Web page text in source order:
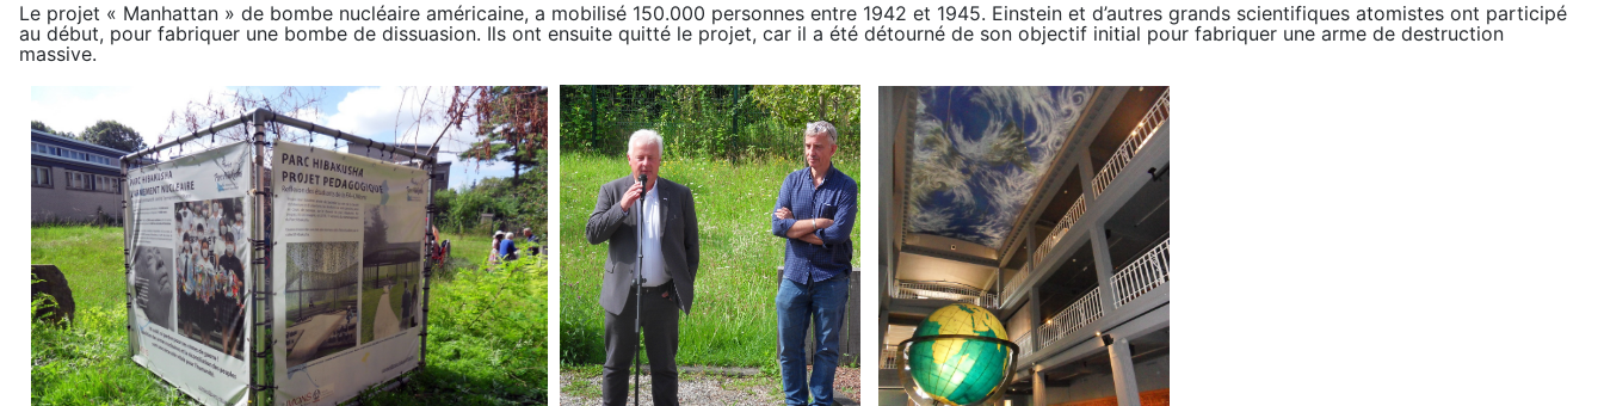
Le projet « Manhattan » de bombe nucléaire américaine, a mobilisé 150.000 personnes entre 1942 et 1945. Einstein et d’autres grands scientifiques atomistes ont participé
au début, pour fabriquer une bombe de dissuasion. Ils ont ensuite quitté le projet, car il a été détourné de son objectif initial pour fabriquer une arme de destruction
massive.